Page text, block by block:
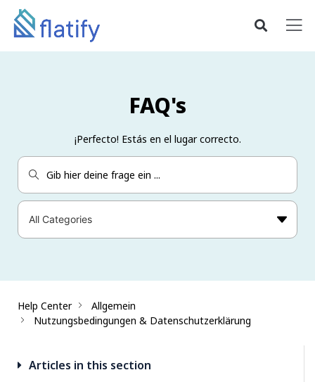
FAQ's
¡Perfecto! Estás en el lugar correcto.
Help Center
Allgemein
Nutzungsbedingungen & Datenschutzerklärung
Articles in this section